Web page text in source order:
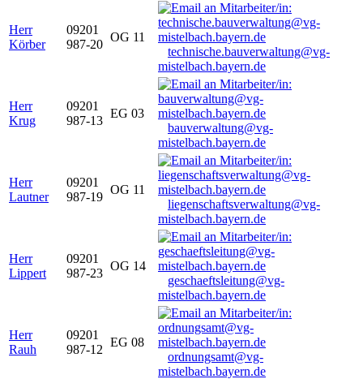
Herr
Körber
09201
987-20
OG 11
technische.bauverwaltung@vg-
mistelbach.bayern.de
Herr
Krug
09201
987-13
EG 03
bauverwaltung@vg-
mistelbach.bayern.de
Herr
Lautner
09201
987-19
OG 11
liegenschaftsverwaltung@vg-
mistelbach.bayern.de
Herr
Lippert
09201
987-23
OG 14
geschaeftsleitung@vg-
mistelbach.bayern.de
Herr
Rauh
09201
987-12
EG 08
ordnungsamt@vg-
mistelbach.bayern.de